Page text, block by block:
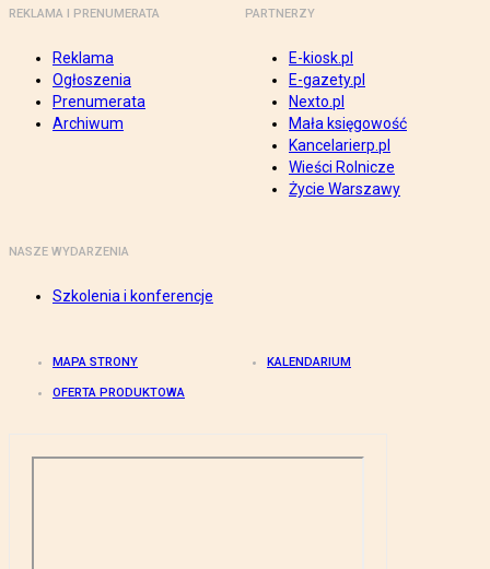
REKLAMA I PRENUMERATA
Reklama
Ogłoszenia
Prenumerata
Archiwum
PARTNERZY
E-kiosk.pl
E-gazety.pl
Nexto.pl
Mała księgowość
Kancelarierp.pl
Wieści Rolnicze
Życie Warszawy
NASZE WYDARZENIA
Szkolenia i konferencje
MAPA STRONY KALENDARIUM
OFERTA PRODUKTOWA